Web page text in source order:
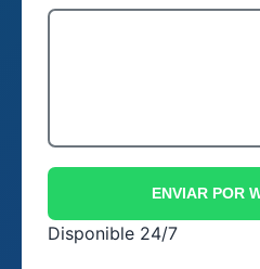
ENVIAR POR
Disponible 24/7